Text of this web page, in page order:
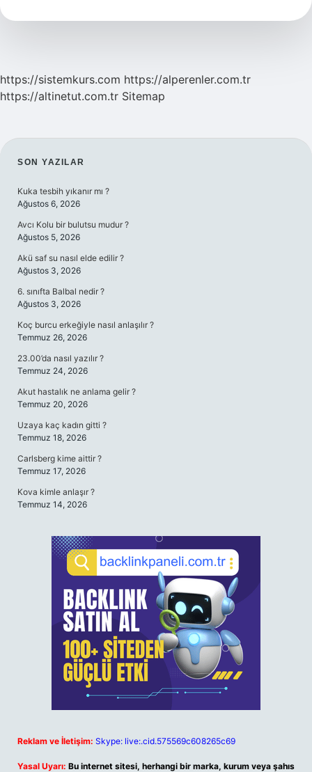
https://sistemkurs.com https://alperenler.com.tr
https://altinetut.com.tr Sitemap
SIDEBAR
SON YAZILAR
Kuka tesbih yıkanır mı ?
Ağustos 6, 2026
Avcı Kolu bir bulutsu mudur ?
Ağustos 5, 2026
Akü saf su nasıl elde edilir ?
Ağustos 3, 2026
6. sınıfta Balbal nedir ?
Ağustos 3, 2026
Koç burcu erkeğiyle nasıl anlaşılır ?
Temmuz 26, 2026
23.00’da nasıl yazılır ?
Temmuz 24, 2026
Akut hastalık ne anlama gelir ?
Temmuz 20, 2026
Uzaya kaç kadın gitti ?
Temmuz 18, 2026
Carlsberg kime aittir ?
Temmuz 17, 2026
Kova kimle anlaşır ?
Temmuz 14, 2026
Reklam ve İletişim: Skype: live:.cid.575569c608265c69
Yasal Uyarı: Bu internet sitesi, herhangi bir marka, kurum veya şahıs